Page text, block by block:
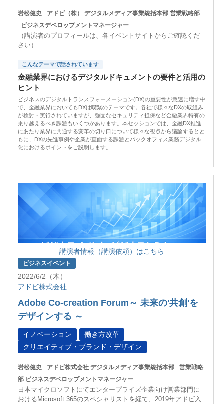
岩松健史
アドビ（株） デジタルメディア事業統括本部 営業戦略部
ビジネスデベロップメントマネージャー
（講演者のプロフィールは、各イベントサイトからご確認くだ
さい）
こんなテーマで話されています
金融業界におけるデジタルドキュメントの要件と活用の
ヒント
ビジネスのデジタルトランスフォーメーション(DX)の重要性が急速に増す中
で、金融業界においてもDXは喫緊のテーマです。各社で様々なDXの取組み
が検討・実行されていますが、強固なセキュリティ担保など金融業界特有の
乗り越えるべき課題もいくつかあります。本セッションでは、金融DX推進
にあたり業界に共通する変革の切り口について様々な視点から議論するとと
もに、DXの先進事例や企業が直面する課題とバックオフィス業務デジタル
化におけるポイントをご説明します。
講演者情報（講演依頼）はこちら
ビジネスイベント
2022/6/2（木）
アドビ株式会社
Adobe Co-creation Forum～ 未来の'共創'を
デザインする ～
イノベーション
働き方改革
クリエイティブ・ブランド・デザイン
岩松健史 アドビ株式会社 デジタルメディア事業統括本部
営業戦略
部 ビジネスデベロップメントマネージャー
日本マイクロソフトにてエンタープライズ企業向け営業部門に
おけるMicrosoft 365のスペシャリストを経て、2019年アドビ入